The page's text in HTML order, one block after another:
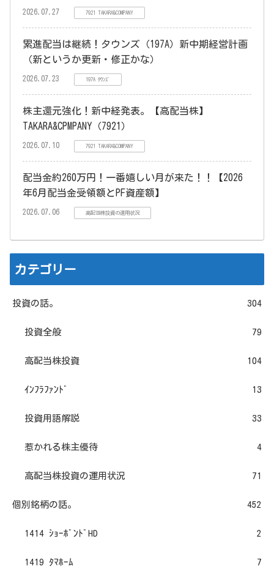
2026.07.27 7921 TAKARA&COMPANY
累進配当は継続！タウンズ（197A）新中期経営計画
（新というか更新・修正かな）
2026.07.23 197A ﾀｳﾝｽﾞ
株主還元強化！新中経発表。【高配当株】
TAKARA&CPMPANY（7921）
2026.07.10 7921 TAKARA&COMPANY
配当金約260万円！一番嬉しい月が来た！！【2026
年6月配当金受領額とPF資産額】
2026.07.06 高配当株投資の運用状況
カテゴリー
投資の話。 304
投資全般 79
高配当株投資 104
ｲﾝﾌﾗﾌｧﾝﾄﾞ 13
投資用語解説 33
惹かれる株主優待 4
高配当株投資の運用状況 71
個別銘柄の話。 452
1414 ｼｮｰﾎﾞﾝﾄﾞHD 2
1419 ﾀﾏﾎｰﾑ 7